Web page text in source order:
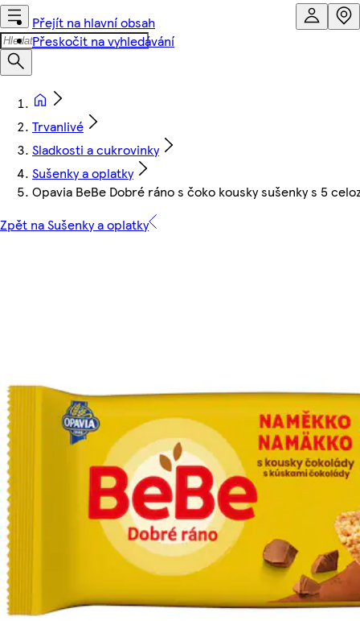
Přejít na hlavní obsah
Přeskočit na vyhledávání
Trvanlivé
Sladkosti a cukrovinky
Sušenky a oplatky
Opavia BeBe Dobré ráno s čoko kousky sušenky s 5
Zpět na Sušenky a oplatky